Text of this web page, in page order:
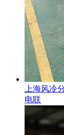
上海风冷
电联